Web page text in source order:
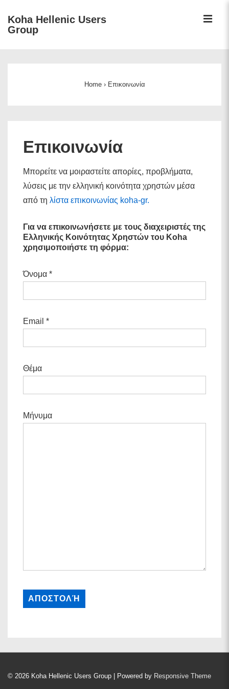
SkipKoha Hellenic Users
Group
Home › Επικοινωνία
Επικοινωνία
Μπορείτε να μοιραστείτε απορίες, προβλήματα,
λύσεις με την ελληνική κοινότητα χρηστών μέσα
από τη λίστα επικοινωνίας koha-gr.
Για να επικοινωνήσετε με τους διαχειριστές της
Ελληνικής Κοινότητας Χρηστών του Koha
χρησιμοποιήστε τη φόρμα:
Όνομα *
Email *
Θέμα
Μήνυμα
© 2026 Koha Hellenic Users Group | Powered by Responsive Theme